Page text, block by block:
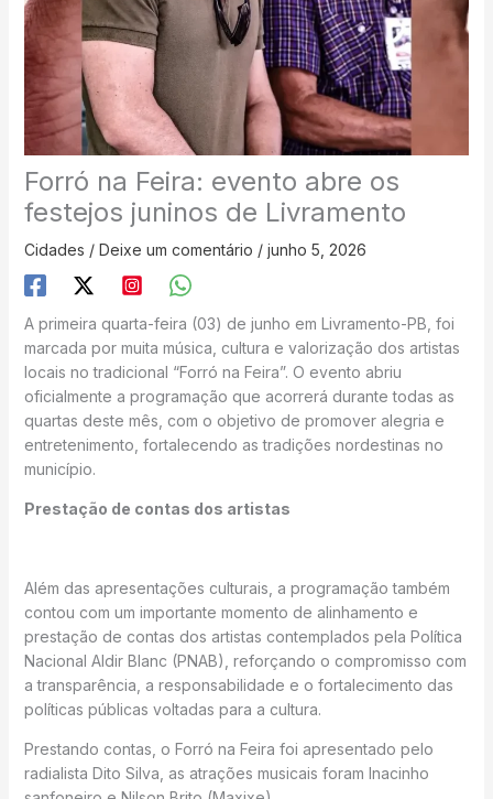
Forró na Feira: evento abre os
festejos juninos de Livramento
Cidades / Deixe um comentário / junho 5, 2026
A primeira quarta-feira (03) de junho em Livramento-PB, foi
marcada por muita música, cultura e valorização dos artistas
locais no tradicional “Forró na Feira”. O evento abriu
oficialmente a programação que acorrerá durante todas as
quartas deste mês, com o objetivo de promover alegria e
entretenimento, fortalecendo as tradições nordestinas no
município.
Prestação de contas dos artistas
Além das apresentações culturais, a programação também
contou com um importante momento de alinhamento e
prestação de contas dos artistas contemplados pela Política
Nacional Aldir Blanc (PNAB), reforçando o compromisso com
a transparência, a responsabilidade e o fortalecimento das
políticas públicas voltadas para a cultura.
Prestando contas, o Forró na Feira foi apresentado pelo
radialista Dito Silva, as atrações musicais foram Inacinho